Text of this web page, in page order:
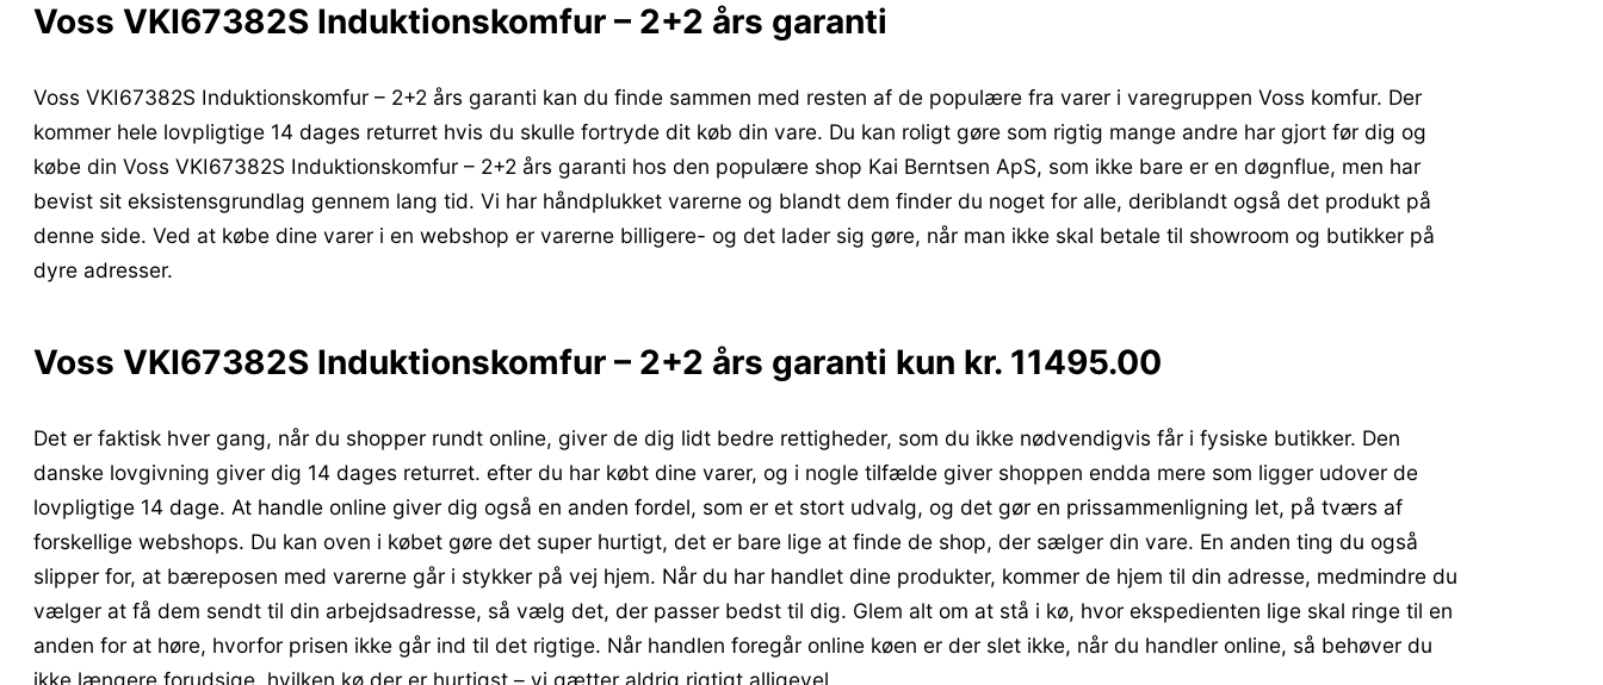
Voss VKI67382S Induktionskomfur – 2+2 års garanti
Voss VKI67382S Induktionskomfur – 2+2 års garanti kan du finde sammen med resten af de populære fra varer i varegruppen Voss komfur. Der
kommer hele lovpligtige 14 dages returret hvis du skulle fortryde dit køb din vare. Du kan roligt gøre som rigtig mange andre har gjort før dig og
købe din Voss VKI67382S Induktionskomfur – 2+2 års garanti hos den populære shop Kai Berntsen ApS, som ikke bare er en døgnflue, men har
bevist sit eksistensgrundlag gennem lang tid. Vi har håndplukket varerne og blandt dem finder du noget for alle, deriblandt også det produkt på
denne side. Ved at købe dine varer i en webshop er varerne billigere- og det lader sig gøre, når man ikke skal betale til showroom og butikker på
dyre adresser.
Voss VKI67382S Induktionskomfur – 2+2 års garanti kun kr. 11495.00
Det er faktisk hver gang, når du shopper rundt online, giver de dig lidt bedre rettigheder, som du ikke nødvendigvis får i fysiske butikker. Den
danske lovgivning giver dig 14 dages returret. efter du har købt dine varer, og i nogle tilfælde giver shoppen endda mere som ligger udover de
lovpligtige 14 dage. At handle online giver dig også en anden fordel, som er et stort udvalg, og det gør en prissammenligning let, på tværs af
forskellige webshops. Du kan oven i købet gøre det super hurtigt, det er bare lige at finde de shop, der sælger din vare. En anden ting du også
slipper for, at bæreposen med varerne går i stykker på vej hjem. Når du har handlet dine produkter, kommer de hjem til din adresse, medmindre du
vælger at få dem sendt til din arbejdsadresse, så vælg det, der passer bedst til dig. Glem alt om at stå i kø, hvor ekspedienten lige skal ringe til en
anden for at høre, hvorfor prisen ikke går ind til det rigtige. Når handlen foregår online køen er der slet ikke, når du handler online, så behøver du
ikke længere forudsige, hvilken kø der er hurtigst – vi gætter aldrig rigtigt alligevel.